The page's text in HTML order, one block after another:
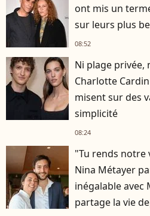
ont mis un
sur leurs plus
08:52
Ni plage privée,
Charlotte
misent sur des
simplicité
08:24
"Tu rends notre
Nina Métayer
inégalable avec
partage la vie